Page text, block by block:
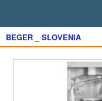
BEGER _ SLOVENIA